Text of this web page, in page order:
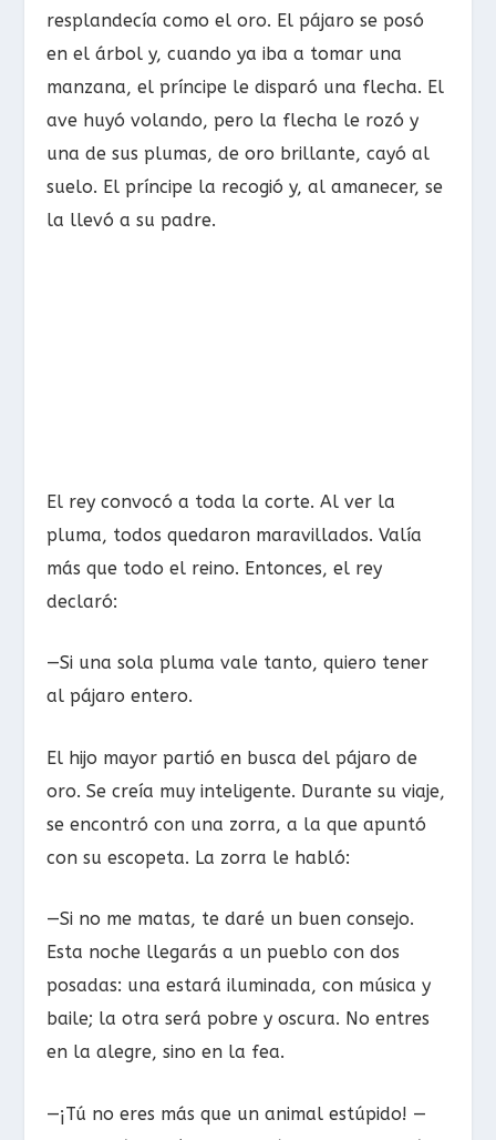
resplandecía como el oro. El pájaro se posó
en el árbol y, cuando ya iba a tomar una
manzana, el príncipe le disparó una flecha. El
ave huyó volando, pero la flecha le rozó y
una de sus plumas, de oro brillante, cayó al
suelo. El príncipe la recogió y, al amanecer, se
la llevó a su padre.
El rey convocó a toda la corte. Al ver la
pluma, todos quedaron maravillados. Valía
más que todo el reino. Entonces, el rey
declaró:
—Si una sola pluma vale tanto, quiero tener
al pájaro entero.
El hijo mayor partió en busca del pájaro de
oro. Se creía muy inteligente. Durante su viaje,
se encontró con una zorra, a la que apuntó
con su escopeta. La zorra le habló:
—Si no me matas, te daré un buen consejo.
Esta noche llegarás a un pueblo con dos
posadas: una estará iluminada, con música y
baile; la otra será pobre y oscura. No entres
en la alegre, sino en la fea.
—¡Tú no eres más que un animal estúpido! —